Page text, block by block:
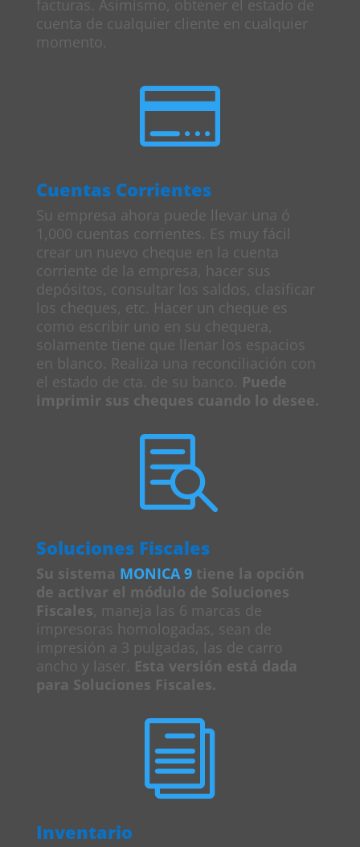
facturas. Asimismo, obtener el estado de
cuenta de cualquier cliente en cualquier
momento.

Cuentas Corrientes
Su empresa ahora puede llevar una ó
1,000 cuentas corrientes. Es muy fácil
crear un nuevo cheque en la cuenta
corriente de la empresa, hacer sus
depósitos, consultar los saldos, clasificar
los cheques, etc. Hacer un cheque es
como escribir uno en su chequera,
solamente tiene que llenar los espacios
en blanco. Realiza una reconciliación con
el estado de cta. de su banco. Puede
imprimir sus cheques cuando lo desee.

Soluciones Fiscales
Su sistema MONICA 9tiene la opción
de activar el módulo de Soluciones
Fiscales, maneja las 6 marcas de
impresoras homologadas, sean de
impresión a 3 pulgadas, las de carro
ancho y laser. Esta versión está dada
para Soluciones Fiscales.
i
Inventario